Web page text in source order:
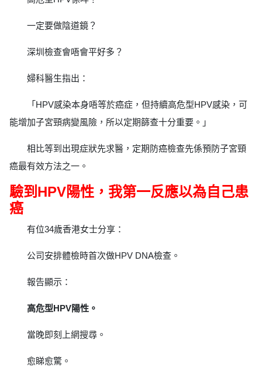
一定要做陰道鏡？
深圳檢查會唔會平好多？
婦科醫生指出：
「HPV感染本身唔等於癌症，但持續高危型HPV感染，可
能增加子宮頸病變風險，所以定期篩查十分重要。」
相比等到出現症狀先求醫，定期防癌檢查先係預防子宮頸
癌最有效方法之一。
驗到HPV陽性，我第一反應以為自己患
癌
有位34歲香港女士分享：
公司安排體檢時首次做HPV DNA檢查。
報告顯示：
高危型HPV陽性。
當晚即刻上網搜尋。
愈睇愈驚。